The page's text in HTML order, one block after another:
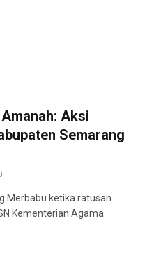
Aksi
Semarang
Merbabu ketika ratusan
Kementerian Agama